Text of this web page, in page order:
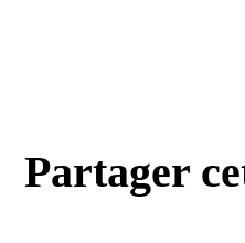
Partager